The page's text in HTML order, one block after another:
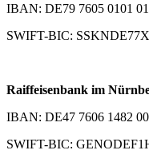
IBAN: DE79 7605 0101
SWIFT-BIC:
Raiffeisenbank im
IBAN: DE47 7606 1482
SWIFT-BIC: